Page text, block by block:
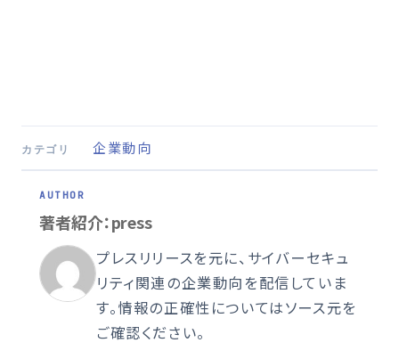
カテゴリ 企業動向
著者紹介：press
プレスリリースを元に、サイバーセキュ
リティ関連の企業動向を配信していま
す。情報の正確性についてはソース元を
ご確認ください。